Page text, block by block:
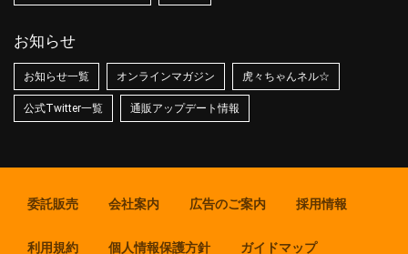
お知らせ
お知らせ一覧 オンラインマガジン 虎々ちゃんネル☆
公式Twitter一覧 通販アップデート情報
委託販売 会社案内 広告のご案内 採用情報
利用規約 個人情報保護方針 ガイドマップ